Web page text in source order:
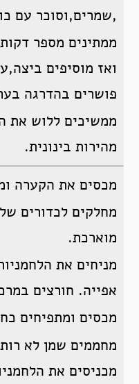
,שמרים,וסוכר עם
ממתינים מספר
ואז מוסיפים
פושרים בהדרגה
מהירות בינונית.
מכסים את הקערה
מוארכת.
מניחים את
אפייה. חורצים
מכסים ומתפיחים
מכניסים את